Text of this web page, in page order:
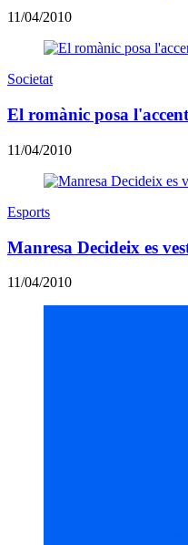
11/04/2010
Societat
El romànic posa
11/04/2010
Esports
Manresa Decideix es
11/04/2010